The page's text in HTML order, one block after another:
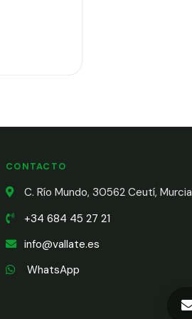
CONTACTO
C. Río Mundo, 30562 Ceutí, Murcia
+34 684 45 27 21
info@vallate.es
WhatsApp